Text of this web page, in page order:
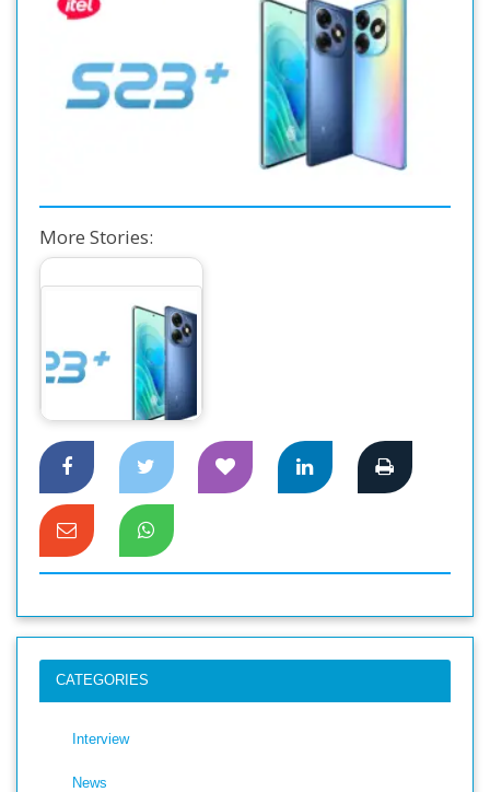
More Stories:
itel S23+ is now
available in the
Bangladesh market
CATEGORIES
Interview
News